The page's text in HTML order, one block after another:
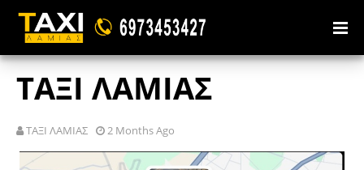
ΤΑΞΙ ΛΑΜΙΑΣ
ΤΑΞΙ ΛΑΜΙΑΣ 2 Months Ago